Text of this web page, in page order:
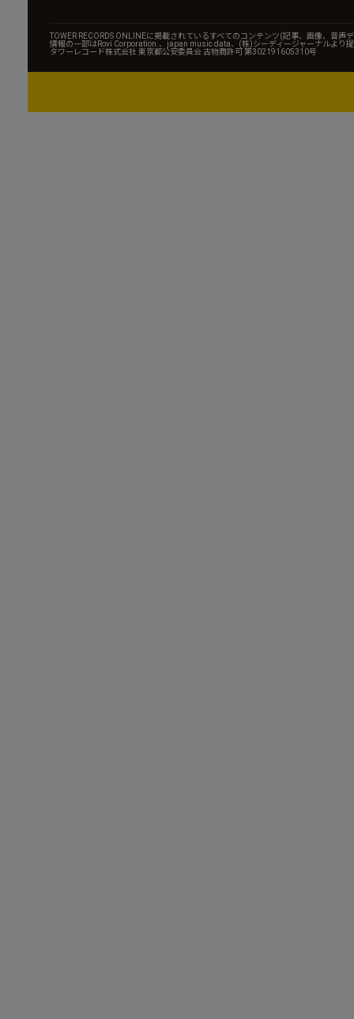
TOWER RECORDS ONLINEに掲載されているすべてのコンテンツ(記事、画像、音
情報の一部はRovi Corporation.、japan music data、(株)シーディージャーナルより
タワーレコード株式会社 東京都公安委員会 古物商許可 第302191605310号